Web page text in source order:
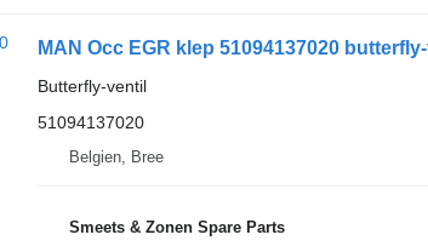
MAN Occ EGR klep 51094137020
Butterfly-ventil
51094137020
Belgien, Bree
Smeets & Zonen Spare Parts